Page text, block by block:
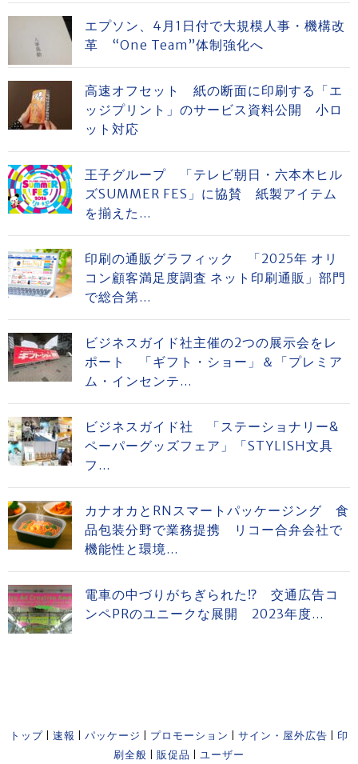
エプソン、4月1日付で大規模人事・機構改
革 “One Team”体制強化へ
高速オフセット 紙の断面に印刷する「エ
ッジプリント」のサービス資料公開 小ロ
ット対応
王子グループ 「テレビ朝日・六本木ヒル
ズSUMMER FES」に協賛 紙製アイテム
を揃えた...
印刷の通販グラフィック 「2025年 オリ
コン顧客満足度調査 ネット印刷通販」部門
で総合第...
ビジネスガイド社主催の2つの展示会をレ
ポート 「ギフト・ショー」＆「プレミア
ム・インセンテ...
ビジネスガイド社 「ステーショナリー&
ペーパーグッズフェア」「STYLISH文具
フ...
カナオカとRNスマートパッケージング 食
品包装分野で業務提携 リコー合弁会社で
機能性と環境...
電車の中づりがちぎられた⁉ 交通広告コ
ンペPRのユニークな展開 2023年度...
トップ 速報 パッケージ プロモーション サイン・屋外広告
印
刷全般
販促品 ユーザー